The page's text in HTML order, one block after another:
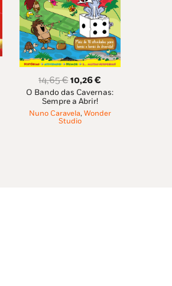
14,65€O
preço
original
era:
10,26€
preço
atual
O Bando das Cavernas:
Sempre a Abrir!
Nuno Caravela, Wonder
Studio